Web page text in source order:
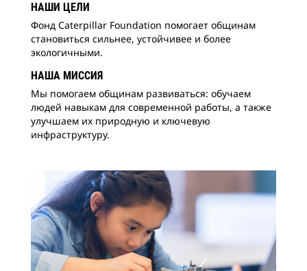
НАШИ ЦЕЛИ
Фонд Caterpillar Foundation помогает общинам
становиться сильнее, устойчивее и более
экологичными.
НАША МИССИЯ
Мы помогаем общинам развиваться: обучаем
людей навыкам для современной работы, а также
улучшаем их природную и ключевую
инфраструктуру.